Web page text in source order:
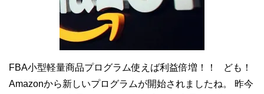
FBA小型軽量商品プログラム使えば利益倍増！！ ども！
Amazonから新しいプログラムが開始されましたね。 昨今